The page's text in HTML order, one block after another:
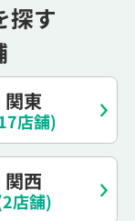
探す
関東
店舗)
関西
店舗)